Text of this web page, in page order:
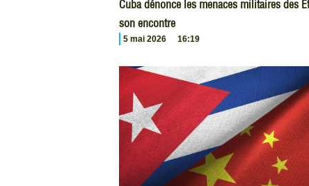
Cuba dénonce les menaces militaires des
son encontre
5 mai 2026 16:19